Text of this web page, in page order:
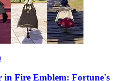
in Fire Emblem: Fortune's